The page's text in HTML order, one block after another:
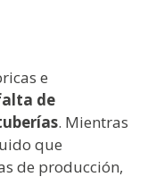
e
de
. Mientras
que
de producción,